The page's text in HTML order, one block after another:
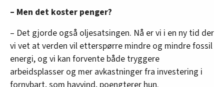
– Men det koster penger?
– Det gjorde også oljesatsingen. Nå er vi i en ny tid der
vi vet at verden vil etterspørre mindre og mindre fossil
energi, og vi kan forvente både tryggere
arbeidsplasser og mer avkastninger fra investering i